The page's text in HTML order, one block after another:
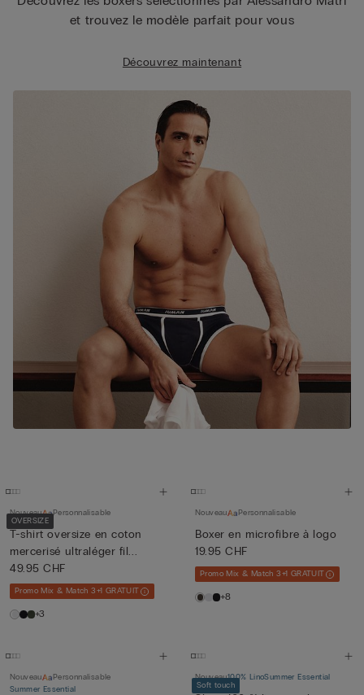
et trouvez le modèle parfait pour vous
Découvrez maintenant
OVERSIZE
Nouveau Personnalisable
T-shirt oversize en coton
mercerisé ultraléger fil...
49.95 CHF
Promo Mix & Match 3+1 GRATUIT
+3
Nouveau Personnalisable
Boxer en microfibre à logo
19.95 CHF
Promo Mix & Match 3+1 GRATUIT
+8
Nouveau
Personnalisable
Summer Essential
Soft touch
Nouveau100% LinoSummer Essential